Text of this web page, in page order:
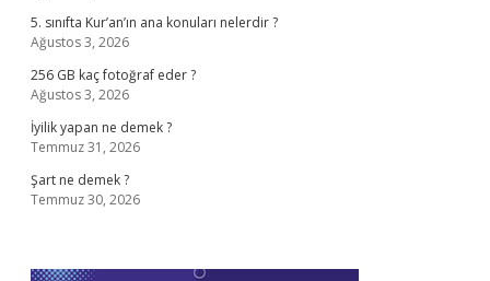
5. sınıfta Kur’an’ın ana konuları nelerdir ?
Ağustos 3, 2026
256 GB kaç fotoğraf eder ?
Ağustos 3, 2026
İyilik yapan ne demek ?
Temmuz 31, 2026
Şart ne demek ?
Temmuz 30, 2026